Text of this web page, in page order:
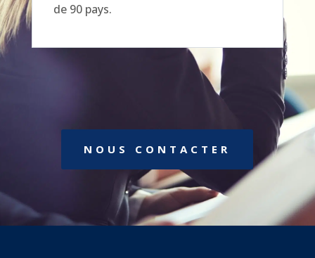
de 90 pays.
NOUS CONTACTER